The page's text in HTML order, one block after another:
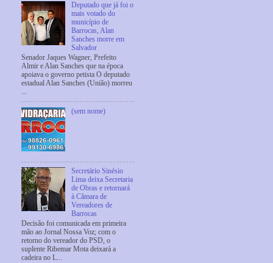
Deputado que já foi o
mais votado do
município de
Barrocas, Alan
Sanches morre em
Salvador
Senador Jaques Wagner, Prefeito
Almir e Alan Sanches que na época
apoiava o governo petista O deputado
estadual Alan Sanches (União) morreu
...
(sem nome)
Secretário Sinésio
Lima deixa Secretaria
de Obras e retornará
à Câmara de
Vereadores de
Barrocas
Decisão foi comunicada em primeira
mão ao Jornal Nossa Voz; com o
retorno do vereador do PSD, o
suplente Ribemar Mota deixará a
cadeira no L...